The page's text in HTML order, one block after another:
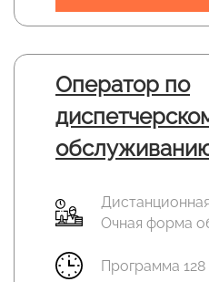
Оператор по
Очная форма
Программа 128